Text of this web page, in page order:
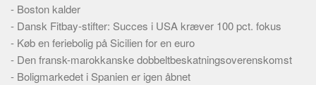
- Boston kalder
- Dansk Fitbay-stifter: Succes i USA kræver 100 pct. fokus
- Køb en feriebolig på Sicilien for en euro
- Den fransk-marokkanske dobbeltbeskatningsoverenskomst
- Boligmarkedet i Spanien er igen åbnet